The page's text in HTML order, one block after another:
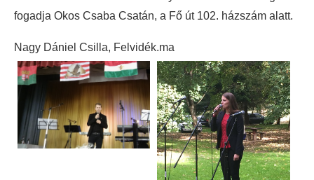
fogadja Okos Csaba Csatán, a Fő út 102. házszám alatt.
Nagy Dániel Csilla, Felvidék.ma